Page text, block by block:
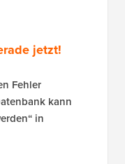
jetzt!
Fehler
kann
in